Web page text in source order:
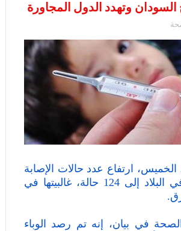
السودان وتهدد الدول المجاورة
الخميس، ارتفاع عدد حالات الإصابة
بوباء الكوليرا في البلاد إلى 124 حالة، غالبيتها في
في بيان، إنه تم رصد الوباء